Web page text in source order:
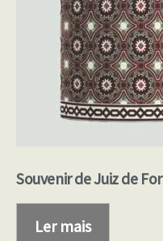
Souvenir de Juiz de
Ler mais